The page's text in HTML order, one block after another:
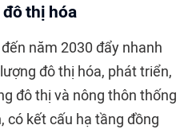
thị hóa
năm 2030 đẩy nhanh
đô thị hóa, phát triển,
đô thị và nông thôn thống
có kết cấu hạ tầng đồng